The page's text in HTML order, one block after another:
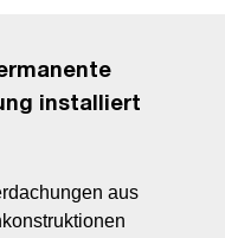
installiert
aus